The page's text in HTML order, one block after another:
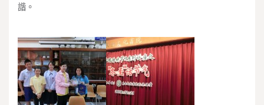
諧。